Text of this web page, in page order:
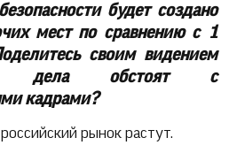
будет создано
мест по сравнению с 1
своим видением
дела обстоят с
кадрами?
рынок растут.